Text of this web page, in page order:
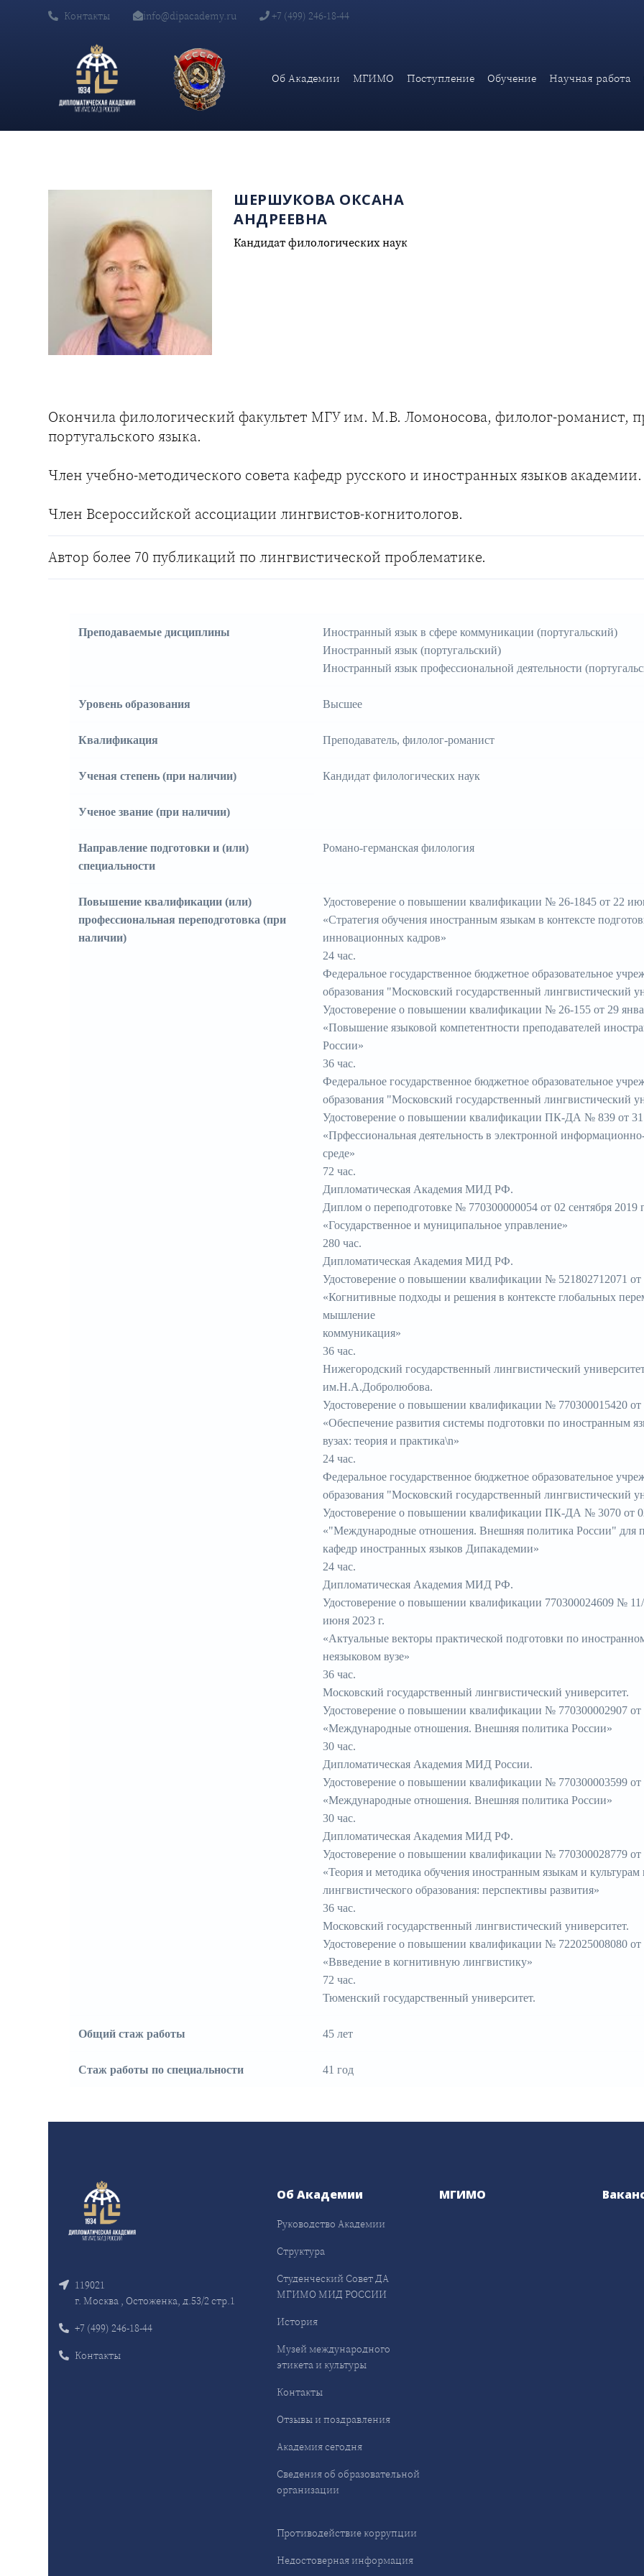
Контакты info@dipacademy.ru +7 (499) 246-18-44
Об Академии МГИМО Поступление Обучение Научная работа
ШЕРШУКОВА ОКСАНА
АНДРЕЕВНА
Кандидат филологических наук
Окончила филологический факультет МГУ им. М.В. Ломоносова, филолог-романист,
португальского языка.
Член учебно-методического совета кафедр русского и иностранных языков академии.
Член Всероссийской ассоциации лингвистов-когнитологов.
Автор более 70 публикаций по лингвистической проблематике.
Преподаваемые дисциплины
Иностранный язык в сфере коммуникации (португальский)
Иностранный язык (португальский)
Иностранный язык профессиональной деятельности
Уровень образования Высшее
Квалификация Преподаватель, филолог-романист
Ученая степень (при наличии) Кандидат филологических наук
Ученое звание (при наличии)
Направление подготовки и (или)
специальности
Романо-германская филология
Повышение квалификации (или)
профессиональная переподготовка (при
наличии)
Удостоверение о повышении квалификации № 26-1845 от 22
«Стратегия обучения иностранным языкам в контексте
инновационных кадров»
24 час.
Федеральное государственное бюджетное образовательное
образования "Московский государственный лингвистический
Удостоверение о повышении квалификации № 26-155 от 29
«Повышение языковой компетентности преподавателей
России»
36 час.
Федеральное государственное бюджетное образовательное
образования "Московский государственный лингвистический
Удостоверение о повышении квалификации ПК-ДА № 839 от 31
«Прфессиональная деятельность в электронной
среде»
72 час.
Дипломатическая Академия МИД РФ.
Диплом о переподготовке № 770300000054 от 02 сентября 2019
«Государственное и муниципальное управление»
280 час.
Дипломатическая Академия МИД РФ.
Удостоверение о повышении квалификации № 521802712071 от
«Когнитивные подходы и решения в контексте глобальных
мышление
коммуникация»
36 час.
Нижегородский государственный лингвистический
им.Н.А.Добролюбова.
Удостоверение о повышении квалификации № 770300015420 от
«Обеспечение развития системы подготовки по иностранным
вузах: теория и практика\n»
24 час.
Федеральное государственное бюджетное образовательное
образования "Московский государственный лингвистический
Удостоверение о повышении квалификации ПК-ДА № 3070 от
«"Международные отношения. Внешняя политика России" для
кафедр иностранных языков Дипакадемии»
24 час.
Дипломатическая Академия МИД РФ.
Удостоверение о повышении квалификации 770300024609 №
июня 2023 г.
«Актуальные векторы практической подготовки по
неязыковом вузе»
36 час.
Московский государственный лингвистический университет.
Удостоверение о повышении квалификации № 770300002907 от
«Международные отношения. Внешняя политика России»
30 час.
Дипломатическая Академия МИД России.
Удостоверение о повышении квалификации № 770300003599 от
«Международные отношения. Внешняя политика России»
30 час.
Дипломатическая Академия МИД РФ.
Удостоверение о повышении квалификации № 770300028779 от
«Теория и методика обучения иностранным языкам и культурам
лингвистического образования: перспективы развития»
36 час.
Московский государственный лингвистический университет.
Удостоверение о повышении квалификации № 722025008080 от
«Ввведение в когнитивную лингвистику»
72 час.
Тюменский государственный университет.
Общий стаж работы 45 лет
Стаж работы по специальности 41 год
119021
г. Москва , Остоженка, д.53/2 стр.1
+7 (499) 246-18-44
Контакты
Об Академии
Руководство Академии
Структура
Студенческий Совет ДА
МГИМО МИД РОССИИ
История
Музей международного
этикета и культуры
Контакты
Отзывы и поздравления
Академия сегодня
Сведения об образовательной
организации
Противодействие коррупции
Недостоверная информация
МГИМО